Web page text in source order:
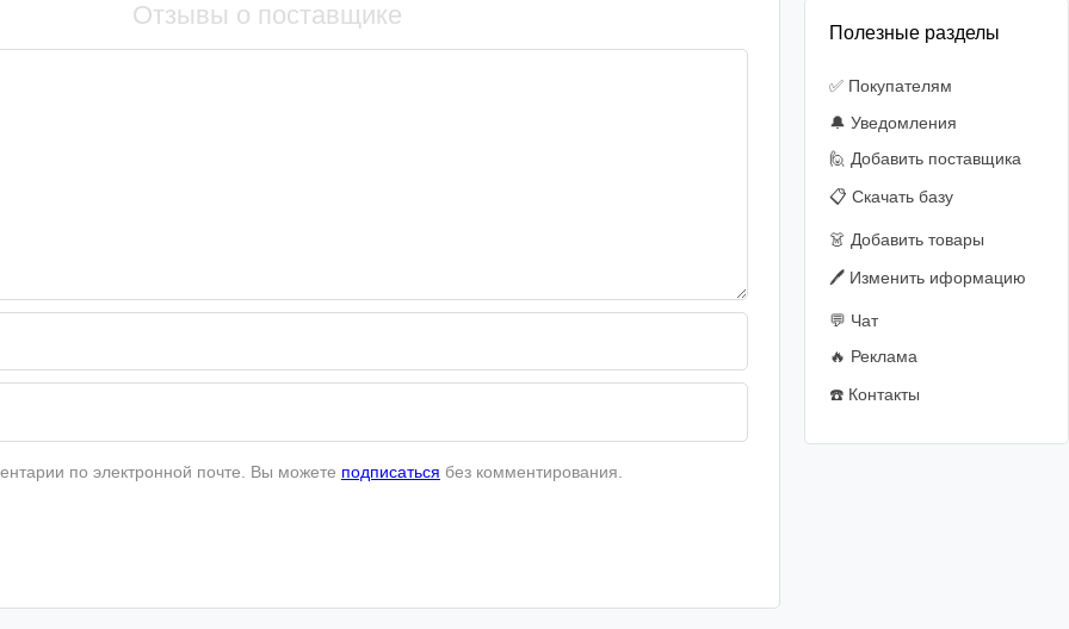
Отзывы о поставщике
по электронной почте. Вы можете подписаться без комментирования.
Полезные разделы
✅ Покупателям
🔔 Уведомления
🙋‍️ Добавить поставщика
📋 Скачать базу
👗 Добавить товары
🖊️ Изменить иформацию
💬 Чат
🔥 Реклама
☎️ Контакты